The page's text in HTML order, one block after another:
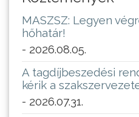
MASZSZ: Legyen
hőhatár!
- 2026.08.05.
A tagdíjbeszedési
kérik a
- 2026.07.31.